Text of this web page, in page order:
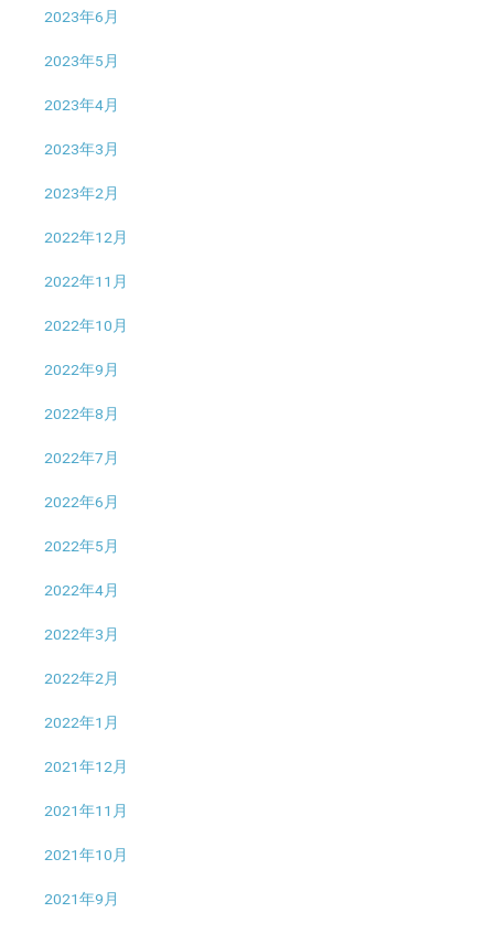
2023年6月
2023年5月
2023年4月
2023年3月
2023年2月
2022年12月
2022年11月
2022年10月
2022年9月
2022年8月
2022年7月
2022年6月
2022年5月
2022年4月
2022年3月
2022年2月
2022年1月
2021年12月
2021年11月
2021年10月
2021年9月